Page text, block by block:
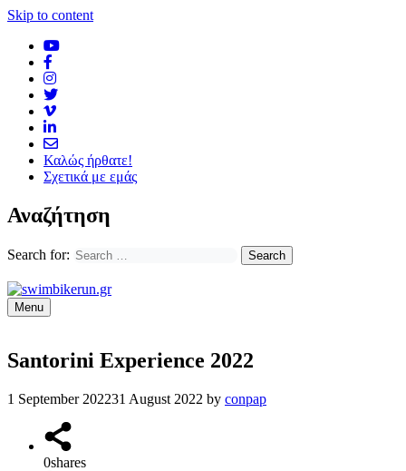
Skip to content
Καλώς ήρθατε!
Σχετικά με εμάς
Αναζήτηση
Search for:
Menu
Santorini Experience 2022
1 September 202231 August 2022 by conpap
0shares